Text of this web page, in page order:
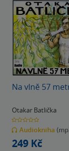
Na vlně 57
Otakar Batlička
0.0
z
5
hvězdiček
Audiokniha
249 Kč